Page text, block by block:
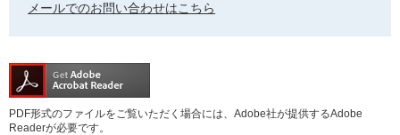
メールでのお問い合わせはこちら
PDF形式のファイルをご覧いただく場合には、Adobe社が提供するAdobe
Readerが必要です。